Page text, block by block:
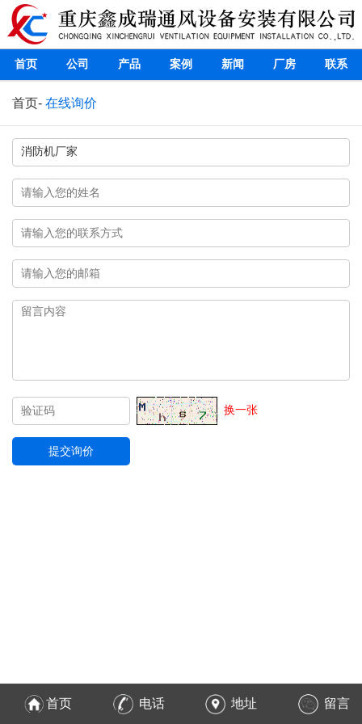
首页 公司 产品 案例 新闻 厂房 联系
首页- 在线询价
换一张
首页 电话 地址 留言